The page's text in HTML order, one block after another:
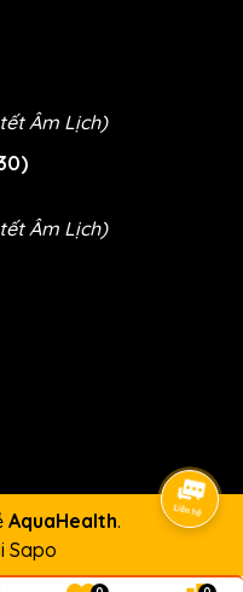
Âm Lịch)
Âm Lịch)
AquaHealth.
Sapo